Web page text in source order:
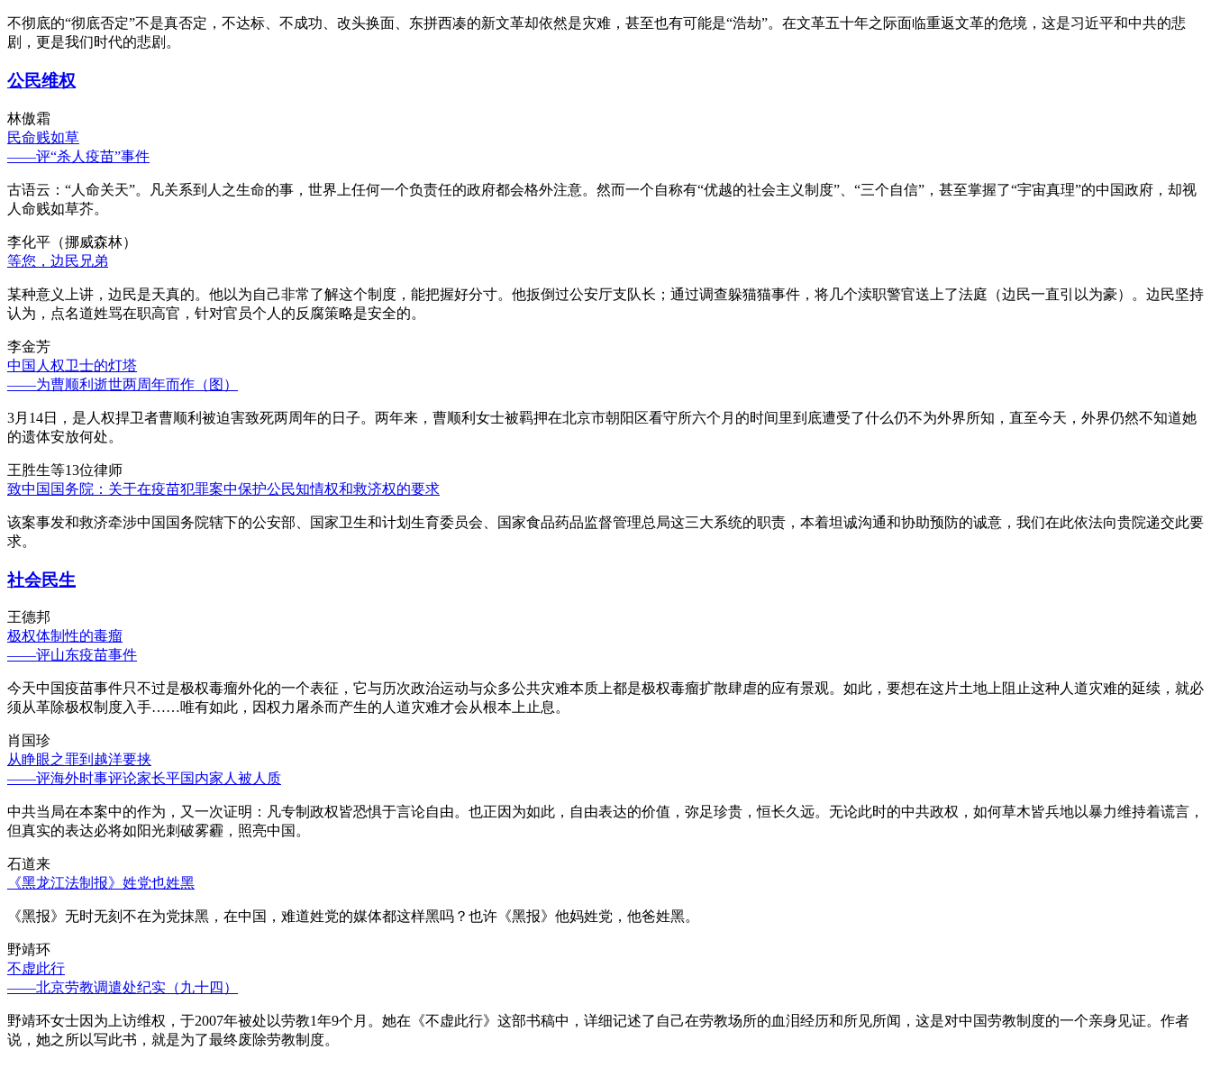
不彻底的“彻底否定”不是真否定，不达标、不成功、改头换面、东拼西凑的新文革却依然是灾难，甚至也有可能是“浩劫”。在文革五十年之际面临重返文革的危境，这是习近平和中共的悲
剧，更是我们时代的悲剧。
公民维权
林傲霜
民命贱如草
——评“杀人疫苗”事件
古语云：“人命关天”。凡关系到人之生命的事，世界上任何一个负责任的政府都会格外注意。然而一个自称有“优越的社会主义制度”、“三个自信”，甚至掌握了“宇宙真理”的中国政府，却视
人命贱如草芥。
李化平（挪威森林）
等您，边民兄弟
某种意义上讲，边民是天真的。他以为自己非常了解这个制度，能把握好分寸。他扳倒过公安厅支队长；通过调查躲猫猫事件，将几个渎职警官送上了法庭（边民一直引以为豪）。边民坚持
认为，点名道姓骂在职高官，针对官员个人的反腐策略是安全的。
李金芳
中国人权卫士的灯塔
——为曹顺利逝世两周年而作（图）
3月14日，是人权捍卫者曹顺利被迫害致死两周年的日子。两年来，曹顺利女士被羁押在北京市朝阳区看守所六个月的时间里到底遭受了什么仍不为外界所知，直至今天，外界仍然不知道她
的遗体安放何处。
王胜生等13位律师
致中国国务院：关于在疫苗犯罪案中保护公民知情权和救济权的要求
该案事发和救济牵涉中国国务院辖下的公安部、国家卫生和计划生育委员会、国家食品药品监督管理总局这三大系统的职责，本着坦诚沟通和协助预防的诚意，我们在此依法向贵院递交此要
求。
社会民生
王德邦
极权体制性的毒瘤
——评山东疫苗事件
今天中国疫苗事件只不过是极权毒瘤外化的一个表征，它与历次政治运动与众多公共灾难本质上都是极权毒瘤扩散肆虐的应有景观。如此，要想在这片土地上阻止这种人道灾难的延续，就必
须从革除极权制度入手……唯有如此，因权力屠杀而产生的人道灾难才会从根本上止息。
肖国珍
从睁眼之罪到越洋要挟
——评海外时事评论家长平国内家人被人质
中共当局在本案中的作为，又一次证明：凡专制政权皆恐惧于言论自由。也正因为如此，自由表达的价值，弥足珍贵，恒长久远。无论此时的中共政权，如何草木皆兵地以暴力维持着谎言，
但真实的表达必将如阳光刺破雾霾，照亮中国。
石道来
《黑龙江法制报》姓党也姓黑
《黑报》无时无刻不在为党抹黑，在中国，难道姓党的媒体都这样黑吗？也许《黑报》他妈姓党，他爸姓黑。
野靖环
不虚此行
——北京劳教调遣处纪实（九十四）
野靖环女士因为上访维权，于2007年被处以劳教1年9个月。她在《不虚此行》这部书稿中，详细记述了自己在劳教场所的血泪经历和所见所闻，这是对中国劳教制度的一个亲身见证。作者
说，她之所以写此书，就是为了最终废除劳教制度。